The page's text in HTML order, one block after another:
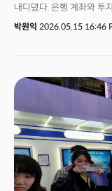
내디뎠다. 은행 계좌와 투
구독 관리, 주택 구매 계획
‘AI 개인 최고재무책임자
미칠지 업계의 관심이 쏠
박원익 2026.05.15 16:46